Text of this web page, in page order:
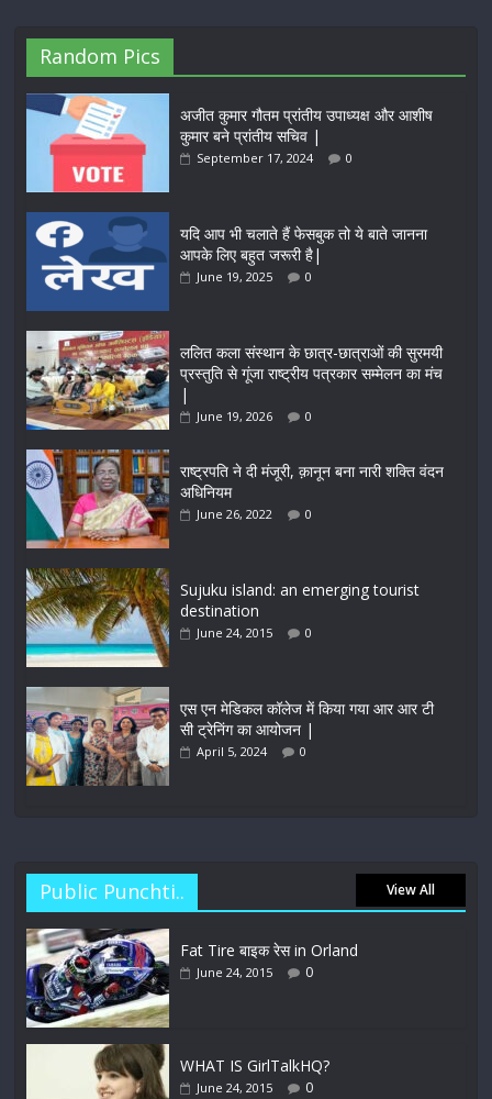
Random Pics
अजीत कुमार गौतम प्रांतीय उपाध्यक्ष और आशीष
कुमार बने प्रांतीय सचिव |
September 17, 2024 0
यदि आप भी चलाते हैं फेसबुक तो ये बाते जानना
आपके लिए बहुत जरूरी है|
June 19, 2025 0
ललित कला संस्थान के छात्र-छात्राओं की सुरमयी
प्रस्तुति से गूंजा राष्ट्रीय पत्रकार सम्मेलन का मंच
|
June 19, 2026 0
राष्ट्रपति ने दी मंजूरी, क़ानून बना नारी शक्ति वंदन
अधिनियम
June 26, 2022 0
Sujuku island: an emerging tourist
destination
June 24, 2015 0
एस एन मेडिकल कॉलेज में किया गया आर आर टी
सी ट्रेनिंग का आयोजन |
April 5, 2024 0
Public Punchti.. View All
Fat Tire बाइक रेस in Orland
June 24, 2015 0
WHAT IS GirlTalkHQ?
June 24, 2015 0